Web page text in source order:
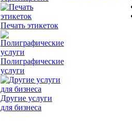
Печать этикеток
Полиграфические
услуги
Другие услуги
для бизнеса